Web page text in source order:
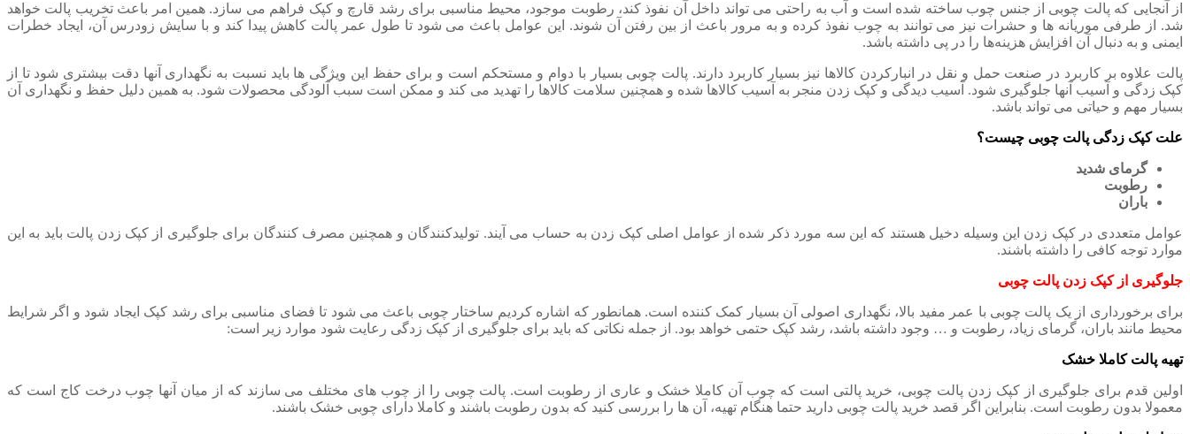
از آنجایی که پالت چوبی از جنس چوب ساخته شده است و آب به راحتی می تواند داخل آن نفوذ کند، رطوبت موجود، محیط مناسبی برای رشد قارچ و کپک فراهم می سازد. همین امر باعث تخریب پالت خواهد
شد. از طرفی موریانه ها و حشرات نیز می توانند به چوب نفوذ کرده و به مرور باعث از بین رفتن آن شوند. این عوامل باعث می شود تا طول عمر پالت کاهش پیدا کند و با سایش زودرس آن، ایجاد خطرات
ایمنی و به دنبال آن افزایش هزینه‌ها را در پی داشته باشد.
پالت علاوه بر کاربرد در صنعت حمل و نقل در انبارکردن کالاها نیز بسیار کاربرد دارند. پالت چوبی بسیار با دوام و مستحکم است و برای حفظ این ویژگی ها باید نسبت به نگهداری آنها دقت بیشتری شود تا از
کپک زدگی و آسیب آنها جلوگیری شود. آسیب دیدگی و کپک زدن منجر به آسیب کالاها شده و همچنین سلامت کالاها را تهدید می کند و ممکن است سبب آلودگی محصولات شود. به همین دلیل حفظ و نگهداری آن
بسیار مهم و حیاتی می تواند باشد.
علت کپک زدگی پالت چوبی چیست؟
گرمای شدید
رطوبت
باران
عوامل متعددی در کپک زدن این وسیله دخیل هستند که این سه مورد ذکر شده از عوامل اصلی کپک زدن به حساب می آیند. تولیدکنندگان و همچنین مصرف کنندگان برای جلوگیری از کپک زدن پالت باید به این
موارد توجه کافی را داشته باشند.
جلوگیری از کپک زدن پالت چوبی
برای برخورداری از یک پالت چوبی با عمر مفید بالا، نگهداری اصولی آن بسیار کمک کننده است. همانطور که اشاره کردیم ساختار چوبی باعث می شود تا فضای مناسبی برای رشد کپک ایجاد شود و اگر شرایط
محیط مانند باران، گرمای زیاد، رطوبت و … وجود داشته باشد، رشد کپک حتمی خواهد بود. از جمله نکاتی که باید برای جلوگیری از کپک زدگی رعایت شود موارد زیر است:
تهیه پالت کاملا خشک
اولین قدم برای جلوگیری از کپک زدن پالت چوبی، خرید پالتی است که چوب آن کاملا خشک و عاری از رطوبت است. پالت چوبی را از چوب های مختلف می سازند که از میان آنها چوب درخت کاج است که
معمولا بدون رطوبت است. بنابراین اگر قصد خرید پالت چوبی دارید حتما هنگام تهیه، آن ها را بررسی کنید که بدون رطوبت باشند و کاملا دارای چوبی خشک باشند.